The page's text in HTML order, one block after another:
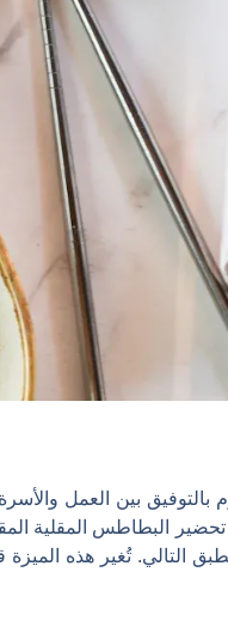
بين العمل
البطاطس المقلية
التالي. تُغير هذه